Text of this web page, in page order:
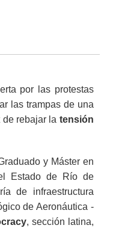
por las protestas
las trampas de una
rebajar la tensión
y Máster en
Estado de Río de
de infraestructura
de Aeronáutica -
, sección latina,